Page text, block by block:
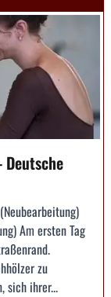
Deutsche
Am ersten Tag
zu
sich ihrer...